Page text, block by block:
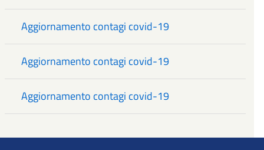
Aggiornamento contagi covid-19
Aggiornamento contagi covid-19
Aggiornamento contagi covid-19